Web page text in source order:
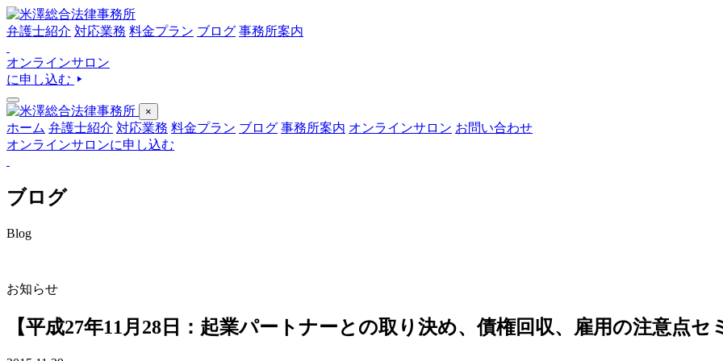
弁護士紹介 対応業務 料金プラン ブログ 事務所案内
オンラインサロン
に申し込む
×
ホーム 弁護士紹介 対応業務 料金プラン ブログ 事務所案内 オンラインサロン お問い合わせ
オンラインサロンに申し込む
ブログ
Blog
お知らせ
【平成27年11月28日：起業パートナーとの取り決め、債権回収、雇用の注意点セ